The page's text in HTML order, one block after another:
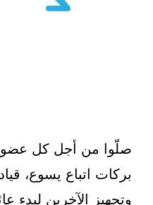
صلّوا من أجل كل عضو
بركات اتباع يسوع،
وتجهيز الآخرين لبدء